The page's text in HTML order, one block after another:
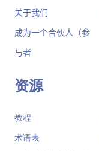
关于我们
成为一个合伙人（参
与者
资源
教程
术语表